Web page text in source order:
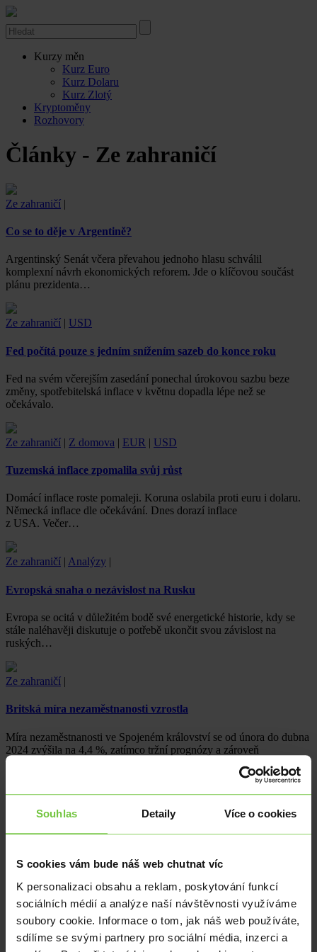
Souhlas Detaily Více o cookies
S cookies vám bude náš web chutnat víc
K personalizaci obsahu a reklam, poskytování funkcí
sociálních médií a analýze naší návštěvnosti využíváme
soubory cookie. Informace o tom, jak náš web používáte,
sdílíme se svými partnery pro sociální média, inzerci a
Kurzy měn
Kurz Euro
Kurz Dolaru
Kurz Zlotý
Kryptoměny
Rozhovory
Články - Ze zahraničí
Ze zahraničí |
Co se to děje v Argentině?
Argentinský Senát včera převahou jednoho hlasu schválil
komplexní návrh ekonomických reforem. Jde o klíčovou součást
plánu prezidenta…
Ze zahraničí | USD
Fed počítá pouze s jedním snížením sazeb do konce roku
Fed na svém včerejším zasedání ponechal úrokovou sazbu beze
změny, spotřebitelská inflace v květnu dopadla lépe než se
očekávalo.
Ze zahraničí | Z domova | EUR | USD
Tuzemská inflace zpomalila svůj růst
Domácí inflace roste pomaleji. Koruna oslabila proti euru i dolaru.
Německá inflace dle očekávání. Dnes dorazí inflace
z USA. Večer…
Ze zahraničí Analýzy
Evropská snaha o nezávislost na Rusku
Evropa se ocitá v důležitém bodě své energetické historie, kdy se
stále naléhavěji diskutuje o potřebě ukončit svou závislost na
ruských…
Ze zahraničí |
Britská míra nezaměstnanosti vzrostla
Míra nezaměstnanosti ve Spojeném království se od února do dubna
2024 zvýšila na 4,4 %, zatímco tržní prognózy a zároveň
hodnota za…
Evropského parlamentu. Po nich euro dále ztrácelo vůči dolaru.
Ze zahraničí| USD
Amerika překvapila